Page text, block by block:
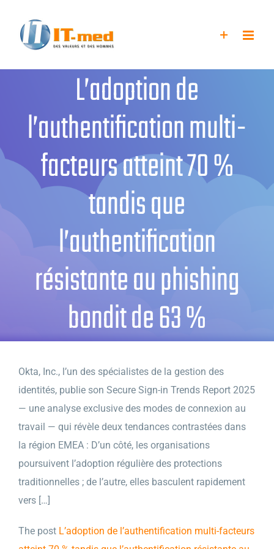
contenu
L’adoption de
l’authentification multi-
facteurs atteint 70 %
tandis que
l’authentification
résistante au phishing
bondit de 63 %
Okta, Inc., l’un des spécialistes de la gestion des
identités, publie son Secure Sign-in Trends Report 2025
— une analyse exclusive des modes de connexion au
travail — qui révèle deux tendances contrastées dans
la région EMEA : D’un côté, les organisations
poursuivent l’adoption régulière des protections
traditionnelles ; de l’autre, elles basculent rapidement
vers […]
The post L’adoption de l’authentification multi-facteurs